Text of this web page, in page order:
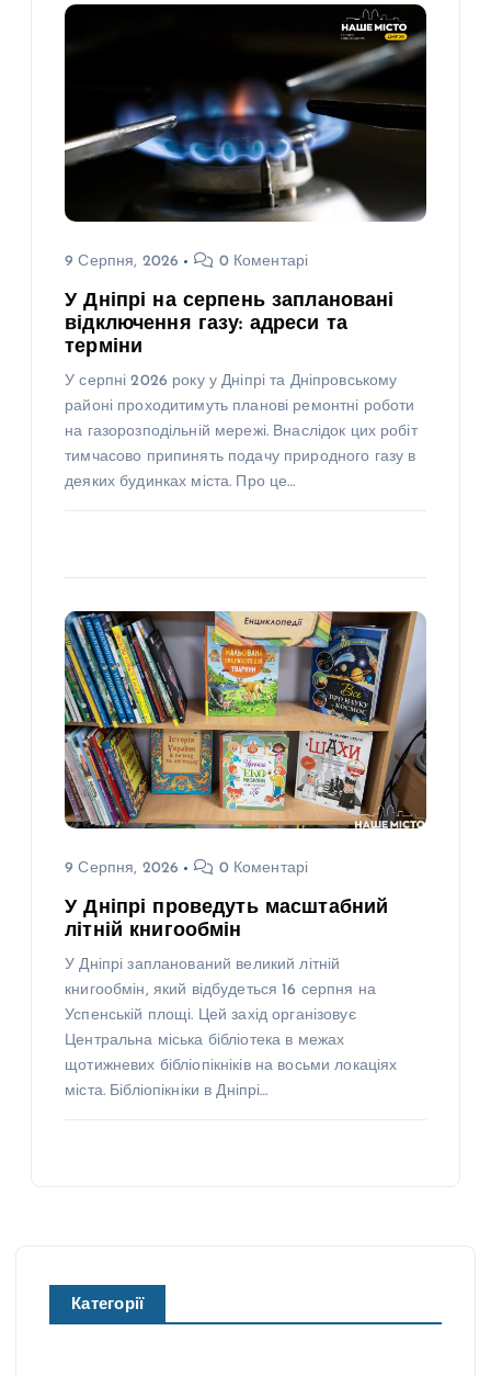
9 Серпня, 2026 0 Коментарі
У Дніпрі на серпень заплановані
відключення газу: адреси та
терміни
У серпні 2026 року у Дніпрі та Дніпровському
районі проходитимуть планові ремонтні роботи
на газорозподільній мережі. Внаслідок цих робіт
тимчасово припинять подачу природного газу в
деяких будинках міста. Про це…
9 Серпня, 2026 0 Коментарі
У Дніпрі проведуть масштабний
літній книгообмін
У Дніпрі запланований великий літній
книгообмін, який відбудеться 16 серпня на
Успенській площі. Цей захід організовує
Центральна міська бібліотека в межах
щотижневих бібліопікніків на восьми локаціях
міста. Бібліопікніки в Дніпрі…
Категорії